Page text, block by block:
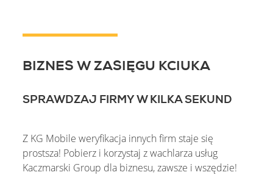
ZALOGUJ
BIZNES W ZASIĘGU KCIUKA
SPRAWDZAJ FIRMY W KILKA SEKUND
Z KG Mobile weryfikacja innych firm staje się
prostsza! Pobierz i korzystaj z wachlarza usług
Kaczmarski Group dla biznesu, zawsze i wszędzie!